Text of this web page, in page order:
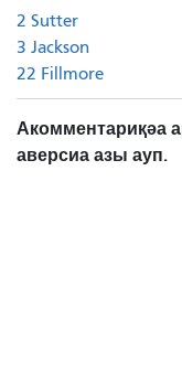
2 Sutter
3 Jackson
22 Fillmore
Акомментариқәа
аверсиа азы ауп.